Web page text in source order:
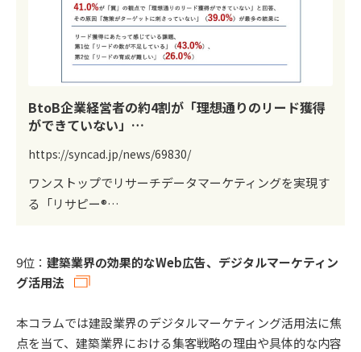
BtoB企業経営者の約4割が「理想通りのリード獲得
ができていない」…
https://syncad.jp/news/69830/
ワンストップでリサーチデータマーケティングを実現す
る「リサピー®️…
9位： 建築業界の効果的なWeb広告、デジタルマーケティン
グ活用法
本コラムでは建設業界のデジタルマーケティング活用法に焦
点を当て、建築業界における集客戦略の理由や具体的な内容